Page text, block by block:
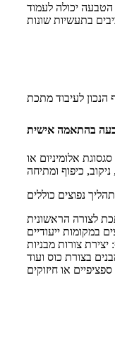
הטבעה יכולה לעמוד
אלומיניום או
לצורה הראשונית
במקומות ייעודיים
יצירת צורות מבניות
בצורת כוס ועוד
או חיזוקים